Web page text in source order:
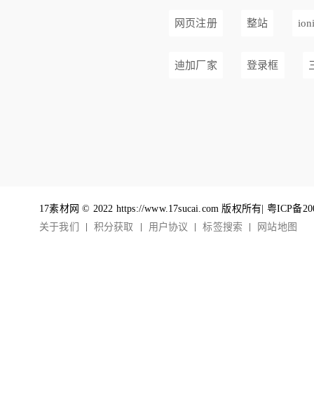
网页注册 整站
迪加厂家 登录框
17素材网 © 2022 https://www.17sucai.com 版权所有| 粤ICP备
关于我们
积分获取 用户协议 标签搜索 网站地图